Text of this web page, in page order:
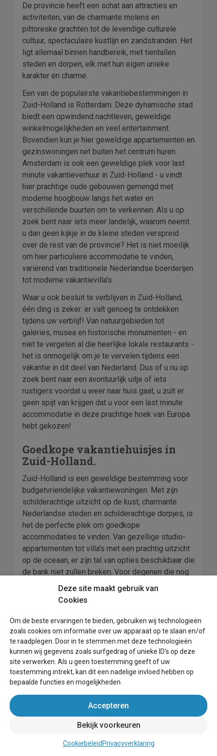
De provincie heeft een schat aan attracties en
activiteiten, van de charmante molens en
pittoreske grachten tot de levendige culturele
cultuur, spectaculaire kustlijn en zandstranden. Het
ligt allemaal binnen handbereik, met tientallen
steden en dorpen, elk met hun eigen unieke
karakter en charme.
Een van de populairste vakantiebestemmingen in
Zuid-Holland is Rotterdam. Deze dynamische stad
biedt een opwindend nachtleven, geweldige
winkelmogelijkheden en veel entertainment.
Bovendien kun je hier geweldige appartementen en
gezinswoningen net buiten het centrum huren.
Amsterdam is ook een geweldige plek voor last
minute vakantieverhuur in Zuid-Holland - u vindt
hier prachtige oude gebouwen gemengd met
moderne hoogbouw langs het water en
verschillende buurten om te verkennen. Als u op
zoek bent naar iets meer landelijk, waarom neemt
u dan geen kijkje in de kleine steden verspreid
over de rest van de provincie? Het is niet moeilijk
om hier particuliere accommodatie te vinden,
variërend van traditionele Nederlandse boerderijen
tot moderne vakantievilla's.
Waar u ook besluit te verblijven in Zuid-Holland,
één ding is zeker: er valt genoeg te ontdekken
tijdens uw verblijf! Van natuurgebieden tot
galeries, musea en historische monumenten - en
niet te vergeten al die heerlijke lokale restaurants -
het is onmogelijk om je te vervelen tijdens een
vakantie in dit deel van Nederland. Dus of u nu op
zoek bent naar een avontuurlijk uitje of iets
rustigers voordat u weer naar huis gaat, u zult er
geen spijt van krijgen dat u voor een last minute
accommodatie in deze prachtige hoek van Europa
hebt gekozen!
Goedkope vakantiehuisjes in
Zuid-Holland.
Zuid-Holland is een geweldige bestemming voor
budgetvriendelijke vakantiewoningen. Met zijn
schilderachtige uitzicht op de kust, charmante
Nederlandse steden en schilderachtige dorpjes, is
het de perfecte plek om goedkope
accommodaties te vinden. Van gezellige studio-
appartementen tot villa's met een prachtig uitzicht
op de oceaan, er zijn tal van opties beschikbaar die
de bank niet zullen breken. Voor degenen die nog
meer willen besparen, is Amsterdam rijk aan
hostels en andere budgetvriendelijke
steden in Zuid-Holland markten waar reizigers
tegen lage prijzen boodschappen kunnen doen en
zelf kunnen koken in plaats van uit eten te gaan. Of
u nu op zoek bent naar een luxe uitje of een
betaalbaar avontuur, er is voor elk wat wils in Zuid-
Holland! Langs de gehele kustlijn van Zuid-Holland
vind u de mooiste vakantieparken, particuliere
Deze site maakt gebruik van
Cookies
Om de beste ervaringen te bieden, gebruiken wij technologieën
zoals cookies om informatie over uw apparaat op te slaan en/of
te raadplegen. Door in te stemmen met deze technologieën
kunnen wij gegevens zoals surfgedrag of unieke ID's op deze
site verwerken. Als u geen toestemming geeft of uw
toestemming intrekt, kan dit een nadelige invloed hebben op
bepaalde functies en mogelijkheden.
Accepteren
Bekijk voorkeuren
Cookiebeleid Privacyverklaring